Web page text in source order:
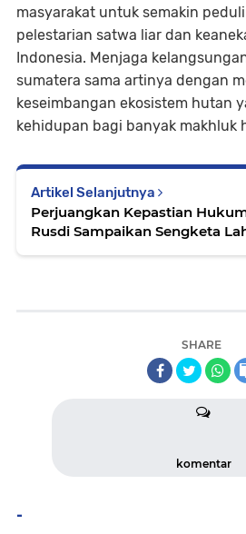
masyarakat untuk semakin
pelestarian satwa liar dan
Indonesia. Menjaga
sumatera sama artinya dengan
keseimbangan ekosistem hutan
kehidupan bagi banyak makhluk
Artikel Selanjutnya
Perjuangkan Kepastian
Rusdi Sampaikan Sengketa
SHARE
komentar
-